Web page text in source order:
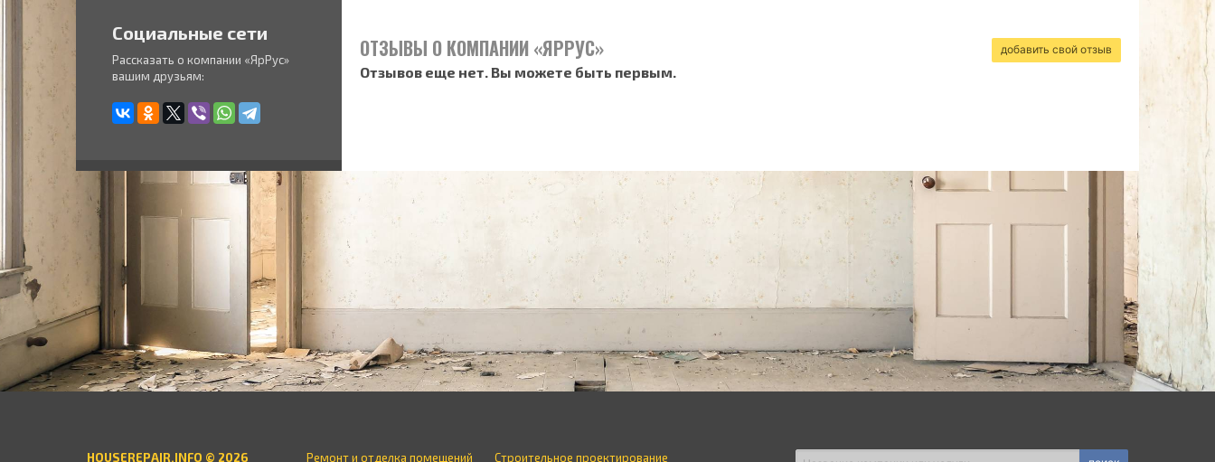
Социальные сети
Рассказать о компании «ЯрРус»
вашим друзьям:
ОТЗЫВЫ О КОМПАНИИ «ЯРРУС» добавить свой отзыв
Отзывов еще нет. Вы можете быть первым.
HOUSEREPAIR.INFO © 2026 Ремонт и отделка помещений Строительное проектирование